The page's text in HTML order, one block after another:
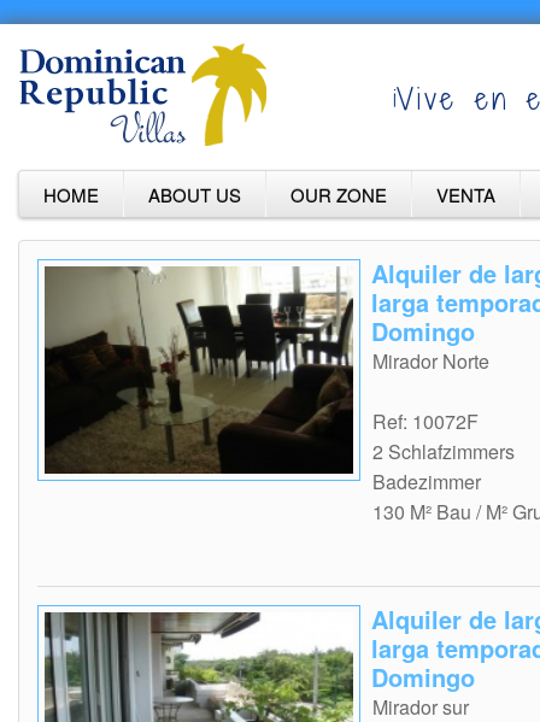
¡Vive en
HOME ABOUT US OUR ZONE VENTA
Alquiler de
larga
Domingo
Mirador Norte
Ref: 10072F
2 Schlafzimmers
Badezimmer
130 M² Bau / M²
Alquiler de
larga
Domingo
Mirador sur